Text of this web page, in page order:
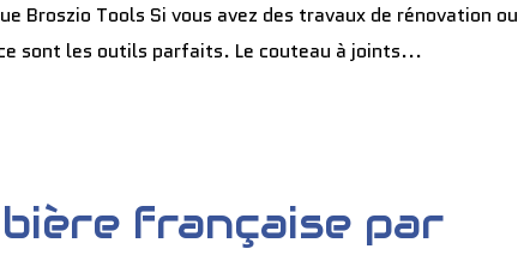
Broszio Tools Si vous avez des travaux de rénovation ou
sont les outils parfaits. Le couteau à joints...
bière française par